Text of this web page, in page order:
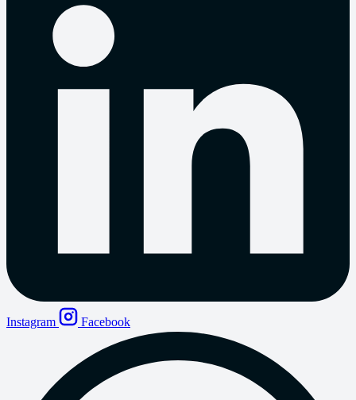
Instagram Facebook